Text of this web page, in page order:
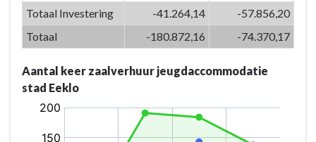
versterken
we
van
Eeklo
Totaal Investering
-41.264,14
-57.856,20
Totaal
-180.872,16 -74.370,17
Aantal keer zaalverhuur jeugdaccommodatie
stad Eeklo